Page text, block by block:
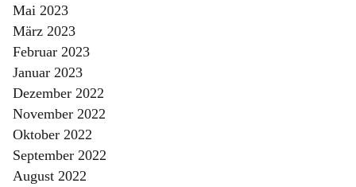
Mai 2023
März 2023
Februar 2023
Januar 2023
Dezember 2022
November 2022
Oktober 2022
September 2022
August 2022